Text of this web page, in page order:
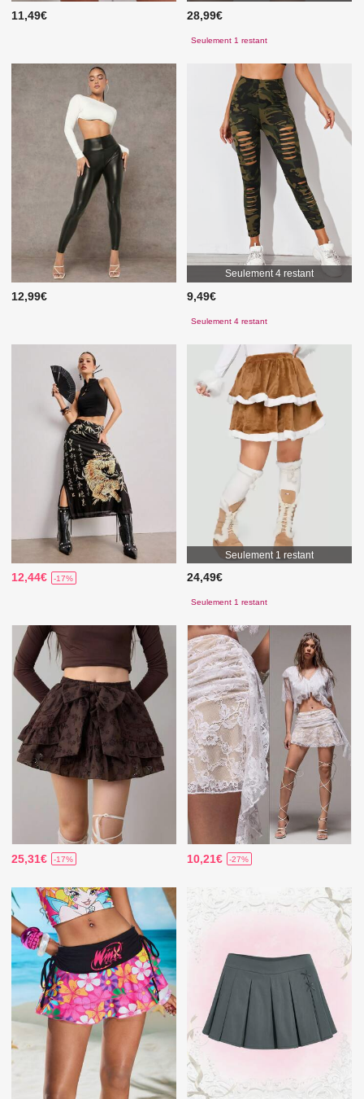
11,49€ 28,99€
Seulement 1 restant
12,99€
Seulement 4 restant
9,49€
Seulement 4 restant
12,44€ -17%
Seulement 1 restant
24,49€
Seulement 1 restant
25,31€ -17% 10,21€ -27%